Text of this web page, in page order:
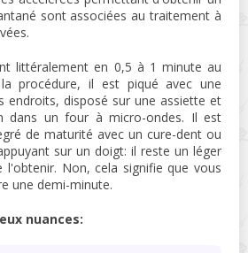
sont associées au traitement à
littéralement en 0,5 à 1 minute au
procédure, il est piqué avec une
endroits, disposé sur une assiette et
dans un four à micro-ondes. Il est
de maturité avec un cure-dent ou
sur un doigt: il reste un léger
Non, cela signifie que vous
une demi-minute.
nuances: